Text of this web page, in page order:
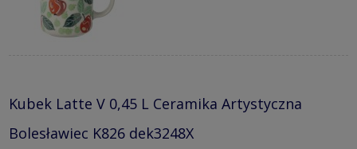
Kubek Latte V 0,45 L Ceramika Artystyczna
Bolesławiec K826 dek3248X